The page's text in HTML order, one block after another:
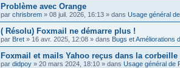
Problème avec Orange
par chrisbrem » 08 juil. 2026, 16:13 » dans Usage général
( Résolu) Foxmail ne démarre plus !
par Bret » 16 avr. 2025, 12:08 » dans Bugs et Améliorations
Foxmail et mails Yahoo reçus dans la corbeille
par didpoy » 20 mars 2024, 18:10 » dans Usage général de